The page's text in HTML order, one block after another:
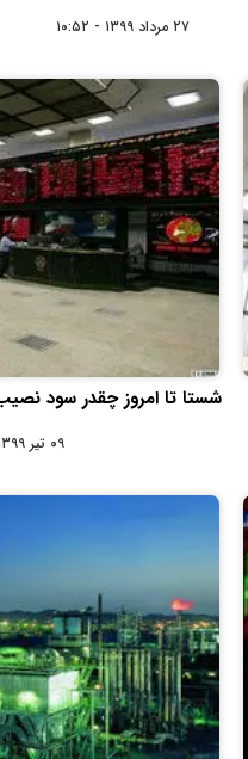
۲۷ مرداد ۱۳۹۹ - ۱۰:۵۲
شستا تا امروز چقدر سود
۰۹ تیر ۱۳۹۹ - ۱۵:۱۷